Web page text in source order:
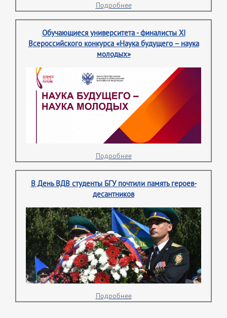
Подробнее
Обучающиеся университета - финалисты XI
Всероссийского конкурса «Наука будущего – наука
молодых»
Подробнее
В День ВДВ студенты БГУ почтили память героев-
десантников
Подробнее